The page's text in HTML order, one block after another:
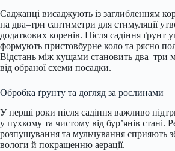
Саджанці висаджують із заглибленням
на два–три сантиметри для стимуляції
додаткових коренів. Після садіння ґрунт
формують пристовбурне коло та рясно
Відстань між кущами становить два–три
від обраної схеми посадки.
Обробка ґрунту та догляд за рослинами
У перші роки після садіння важливо
у пухкому та чистому від бур’янів стані.
розпушування та мульчування сприяють
вологи й покращенню аерації.